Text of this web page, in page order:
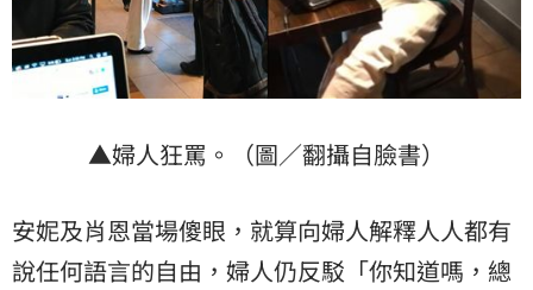
▲婦人狂罵。（圖／翻攝自臉書）
安妮及肖恩當場傻眼，就算向婦人解釋人人都有
說任何語言的自由，婦人仍反駁「你知道嗎，總